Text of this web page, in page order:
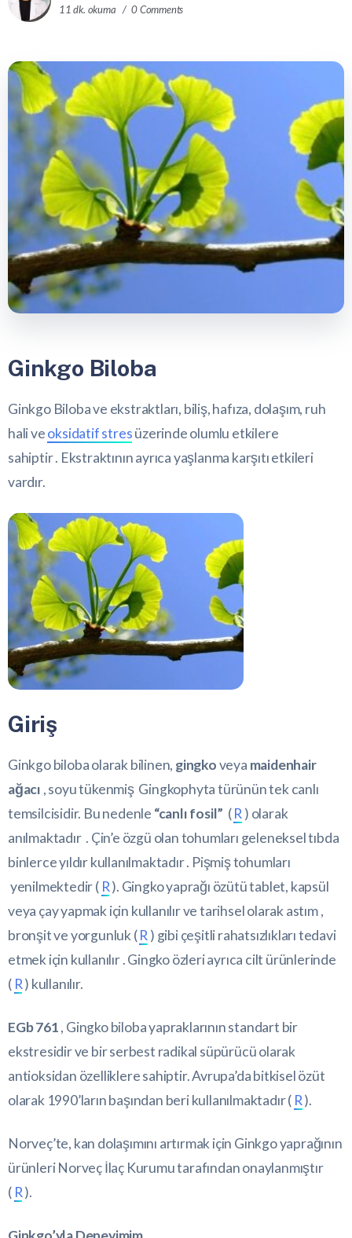
11 dk. okuma 0 Comments
Ginkgo Biloba
Ginkgo Biloba ve ekstraktları, biliş, hafıza, dolaşım, ruh
hali veoksidatif stresüzerinde olumlu etkilere
sahiptir . Ekstraktının ayrıca yaşlanma karşıtı etkileri
vardır.
Giriş
Ginkgo biloba olarak bilinen, gingkoveya maidenhair
ağacı , soyu tükenmiş Gingkophyta türünün tek canlı
temsilcisidir. Bu nedenle “canlı fosil” (R ) olarak
anılmaktadır . Çin’e özgü olan tohumları geleneksel tıbda
binlerce yıldır kullanılmaktadır . Pişmiş tohumları
yenilmektedir ( R). Gingko yaprağı özütü tablet, kapsül
veya çay yapmak için kullanılır ve tarihsel olarak astım ,
bronşit ve yorgunluk (R ) gibi çeşitli rahatsızlıkları tedavi
etmek için kullanılır . Gingko özleri ayrıca cilt ürünlerinde
( R) kullanılır.
EGb 761, Gingko biloba yapraklarının standart bir
ekstresidir ve bir serbest radikal süpürücü olarak
antioksidan özelliklere sahiptir. Avrupa’da bitkisel özüt
olarak 1990’ların başından beri kullanılmaktadır ( R).
Norveç’te, kan dolaşımını artırmak için Ginkgo yaprağının
ürünleri Norveç İlaç Kurumu tarafından onaylanmıştır
( R).